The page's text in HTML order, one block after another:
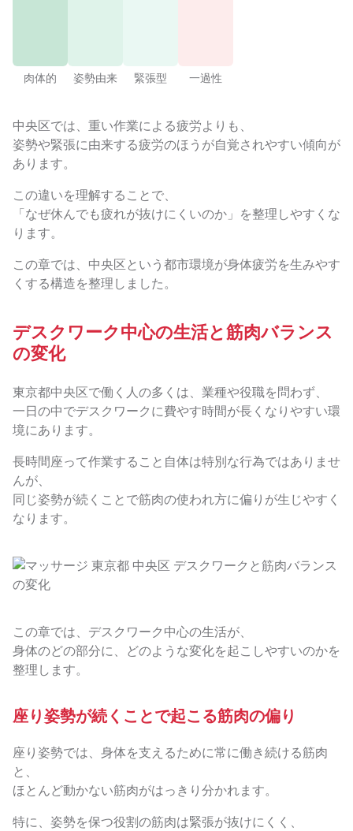
肉体的 姿勢由来 緊張型 一過性
中央区では、重い作業による疲労よりも、
姿勢や緊張に由来する疲労のほうが自覚されやすい傾向が
あります。
この違いを理解することで、
「なぜ休んでも疲れが抜けにくいのか」を整理しやすくな
ります。
この章では、中央区という都市環境が身体疲労を生みやす
くする構造を整理しました。
デスクワーク中心の生活と筋肉バランス
の変化
東京都中央区で働く人の多くは、業種や役職を問わず、
一日の中でデスクワークに費やす時間が長くなりやすい環
境にあります。
長時間座って作業すること自体は特別な行為ではありませ
んが、
同じ姿勢が続くことで筋肉の使われ方に偏りが生じやすく
なります。
この章では、デスクワーク中心の生活が、
身体のどの部分に、どのような変化を起こしやすいのかを
整理します。
座り姿勢が続くことで起こる筋肉の偏り
座り姿勢では、身体を支えるために常に働き続ける筋肉
と、
ほとんど動かない筋肉がはっきり分かれます。
特に、姿勢を保つ役割の筋肉は緊張が抜けにくく、